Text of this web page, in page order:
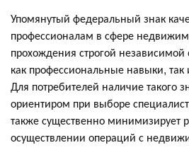
Упомянутый федеральный знак
профессионалам в сфере
прохождения строгой
как профессиональные навыки,
Для потребителей наличие такого
ориентиром при выборе
также существенно минимизирует
осуществлении операций с